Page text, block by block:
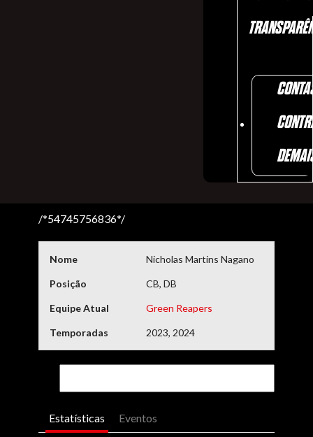
/*54745756836*/
Nome Nicholas Martins Nagano
Posição CB, DB
Equipe Atual Green Reapers
Temporadas 2023, 2024
Estatísticas Eventos